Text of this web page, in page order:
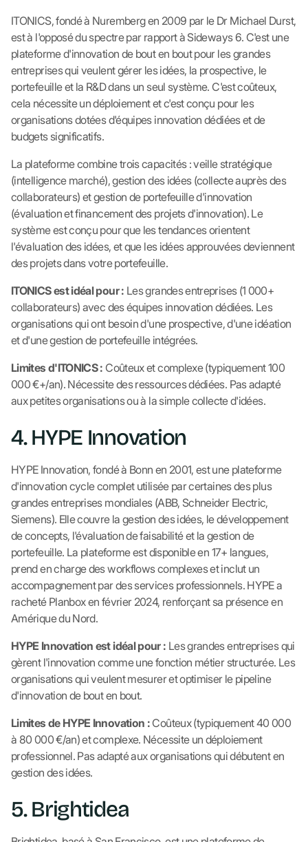
ITONICS, fondé à Nuremberg en 2009 par le Dr Michael Durst,
est à l'opposé du spectre par rapport à Sideways 6. C'est une
plateforme d'innovation de bout en bout pour les grandes
entreprises qui veulent gérer les idées, la prospective, le
portefeuille et la R&D dans un seul système. C'est coûteux,
cela nécessite un déploiement et c'est conçu pour les
organisations dotées d'équipes innovation dédiées et de
budgets significatifs.
La plateforme combine trois capacités : veille stratégique
(intelligence marché), gestion des idées (collecte auprès des
collaborateurs) et gestion de portefeuille d'innovation
(évaluation et financement des projets d'innovation). Le
système est conçu pour que les tendances orientent
l'évaluation des idées, et que les idées approuvées deviennent
des projets dans votre portefeuille.
ITONICS est idéal pour : Les grandes entreprises (1 000+
collaborateurs) avec des équipes innovation dédiées. Les
organisations qui ont besoin d'une prospective, d'une idéation
et d'une gestion de portefeuille intégrées.
Limites d'ITONICS : Coûteux et complexe (typiquement 100
000 €+/an). Nécessite des ressources dédiées. Pas adapté
aux petites organisations ou à la simple collecte d'idées.
4. HYPE Innovation
HYPE Innovation, fondé à Bonn en 2001, est une plateforme
d'innovation cycle complet utilisée par certaines des plus
grandes entreprises mondiales (ABB, Schneider Electric,
Siemens). Elle couvre la gestion des idées, le développement
de concepts, l'évaluation de faisabilité et la gestion de
portefeuille. La plateforme est disponible en 17+ langues,
prend en charge des workflows complexes et inclut un
accompagnement par des services professionnels. HYPE a
racheté Planbox en février 2024, renforçant sa présence en
Amérique du Nord.
HYPE Innovation est idéal pour : Les grandes entreprises qui
gèrent l'innovation comme une fonction métier structurée. Les
organisations qui veulent mesurer et optimiser le pipeline
d'innovation de bout en bout.
Limites de HYPE Innovation :Coûteux (typiquement 40 000
à 80 000 €/an) et complexe. Nécessite un déploiement
professionnel. Pas adapté aux organisations qui débutent en
gestion des idées.
5. Brightidea